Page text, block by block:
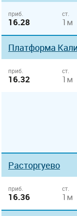
приб.
16.28
ст.
1м
Платформа
приб.
16.32
ст.
1м
Расторгуево
приб.
16.36
ст.
1м